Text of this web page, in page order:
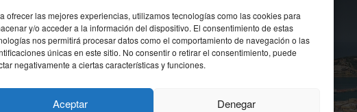
ofrecer las mejores experiencias, utilizamos tecnologías como las cookies para
y/o acceder a la información del dispositivo. El consentimiento de estas
nos permitirá procesar datos como el comportamiento de navegación o las
únicas en este sitio. No consentir o retirar el consentimiento, puede
negativamente a ciertas características y funciones.
Aceptar Denegar
Caso Leire:La diputada ha exigido explicaciones
inmediatas a Salvador Illa tras la petición de la
Audiencia Nacional para que el PSC entregue
documentación sobre la campaña publicitaria de las
elecciones catalanas de 2024.